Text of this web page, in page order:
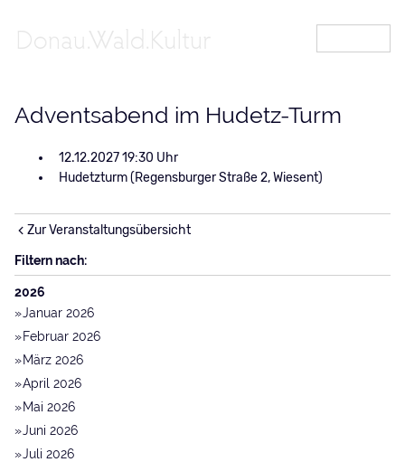
Adventsabend im Hudetz-Turm
12.12.2027 19:30
Hudetzturm (Regensburger Straße 2, Wiesent)
Zur Veranstaltungsübersicht
Filtern nach:
2026
Januar 2026
Februar 2026
März 2026
April 2026
Mai 2026
Juni 2026
Juli 2026